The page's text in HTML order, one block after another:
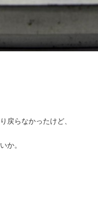
戻らなかったけど、
か。